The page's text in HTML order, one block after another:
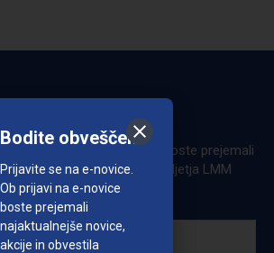
Bodite obveščeni
Ob prijavi na e-novice boste prejemali
akcije in obvestila podjetja LMM
Profesional.
Bodite obveščeni
Prijavite se na e-novice.
Ob prijavi na e-novice
boste prejemali
najaktualnejše novice,
akcije in obvestila